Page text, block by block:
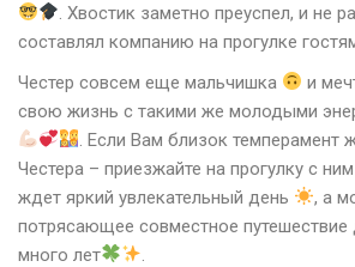
. Хвостик заметно преуспел, и не
составлял компанию на прогулке
Честер совсем еще мальчишка
и
свою жизнь с такими же молодыми
. Если Вам близок темперамент
Честера – приезжайте на прогулку с ним
ждет яркий увлекательный день
, а
потрясающее совместное
много лет
.